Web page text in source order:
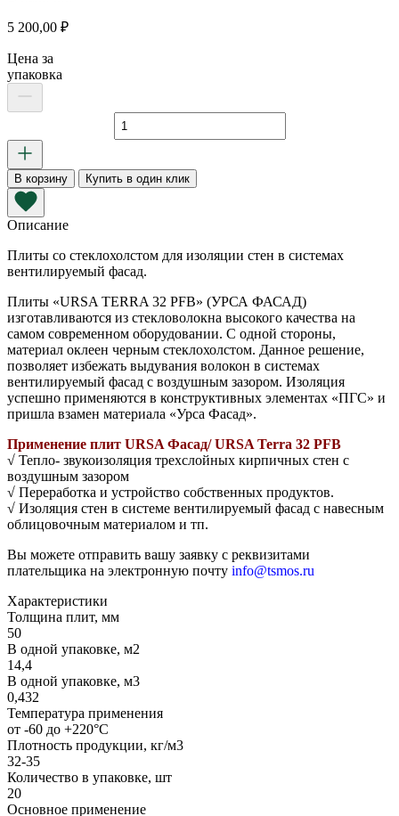
5 200,00 ₽
Цена за
упаковка
Количество
товара
FASAD
1200х600х50
В корзину Купить в один клик
Описание
Плиты со стеклохолстом для изоляции стен в системах
вентилируемый фасад.
Плиты «URSA TERRA 32 PFB» (УРСА ФАСАД)
изготавливаются из стекловолокна высокого качества на
самом современном оборудовании. С одной стороны,
материал оклеен черным стеклохолстом. Данное решение,
позволяет избежать выдувания волокон в системах
вентилируемый фасад с воздушным зазором. Изоляция
успешно применяются в конструктивных элементах «ПГС» и
пришла взамен материала «Урса Фасад».
Применение плит URSA Фасад/ URSA Terra 32 PFB
√ Тепло- звукоизоляция трехслойных кирпичных стен с
воздушным зазором
√ Переработка и устройство собственных продуктов.
√ Изоляция стен в системе вентилируемый фасад с навесным
облицовочным материалом и тп.
Вы можете отправить вашу заявку с реквизитами
плательщика на электронную почту info@tsmos.ru
Характеристики
Толщина плит, мм
50
В одной упаковке, м2
14,4
В одной упаковке, м3
0,432
Температура применения
от -60 до +220°С
Плотность продукции, кг/м3
32-35
Количество в упаковке, шт
20
Основное применение